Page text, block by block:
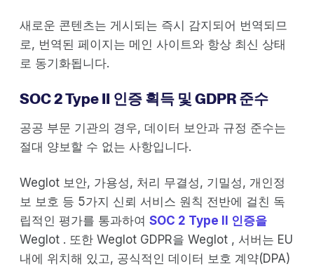
새로운 콘텐츠는 게시되는 즉시 감지되어 번역되므
로, 번역된 페이지는 메인 사이트와 항상 최신 상태
로 동기화됩니다.
SOC 2 Type II 인증 획득 및 GDPR 준수
공공 부문 기관의 경우, 데이터 보안과 규정 준수는
절대 양보할 수 없는 사항입니다.
Weglot 보안, 가용성, 처리 무결성, 기밀성, 개인정
보 보호 등 5가지 신뢰 서비스 원칙 전반에 걸친 독
립적인 평가를 통과하여 SOC 2 Type II 인증을
Weglot . 또한 Weglot GDPR을 Weglot , 서버는 EU
내에 위치해 있고, 공식적인 데이터 보호 계약(DPA)